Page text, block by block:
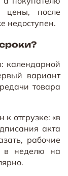
цены, после
недоступен.
календарной
вариант
товара
отгрузке: «в
акта
рабочие
в неделю на